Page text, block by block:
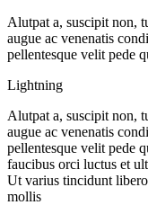
Alutpat a, suscipit non,
augue ac venenatis
pellentesque velit pede
Lightning
Alutpat a, suscipit non,
augue ac venenatis
pellentesque velit pede
faucibus orci luctus et
Ut varius tincidunt
mollis